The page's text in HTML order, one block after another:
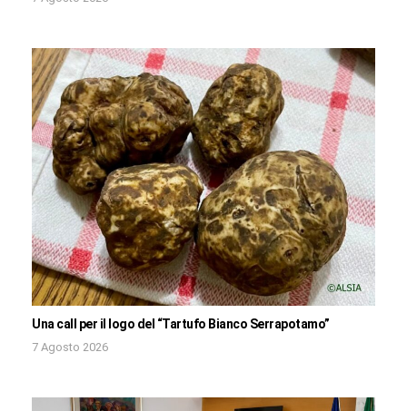
Una call per il logo del “Tartufo Bianco Serrapotamo”
7 Agosto 2026